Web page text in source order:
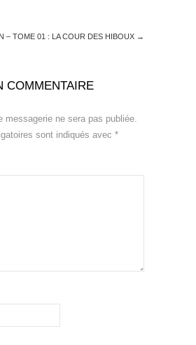
– TOME 01 : LA COUR DES HIBOUX →
COMMENTAIRE
messagerie ne sera pas publiée.
sont indiqués avec *